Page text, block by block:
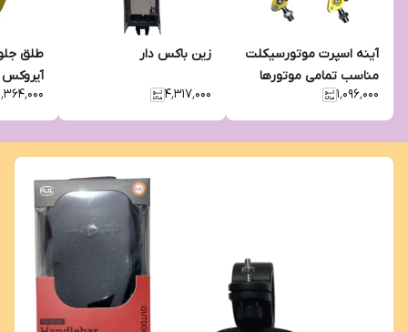
آینه اسپرت موتورسیکلت
مناسب تمامی موتورها
۱٬۰۹۶٬۰۰۰
زین باکس دار
۴٬۳۱۷٬۰۰۰
طلق
آیروکس